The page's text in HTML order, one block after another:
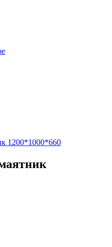
1200*1000*660